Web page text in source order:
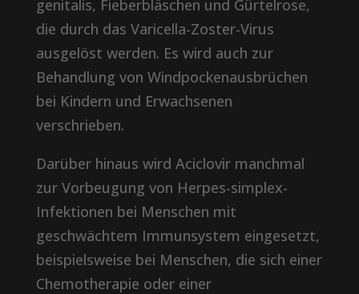
genitalis, Fieberbläschen und Gürtelrose,
die durch das Varicella-Zoster-Virus
ausgelöst werden. Es wird auch zur
Behandlung von Windpockenausbrüchen
bei Kindern und Erwachsenen
verschrieben.
Darüber hinaus wird Aciclovir manchmal
zur Vorbeugung von Herpes-simplex-
Infektionen bei Menschen mit
geschwächtem Immunsystem eingesetzt,
beispielsweise bei Menschen, die sich einer
Chemotherapie oder einer